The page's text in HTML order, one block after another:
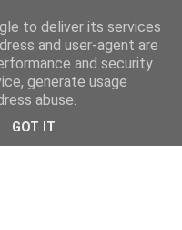
to deliver its services
and user-agent are
and security
generate usage
abuse.
GOT IT